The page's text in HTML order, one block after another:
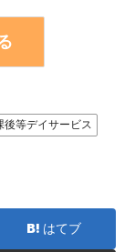
後等デイサービス
はてブ